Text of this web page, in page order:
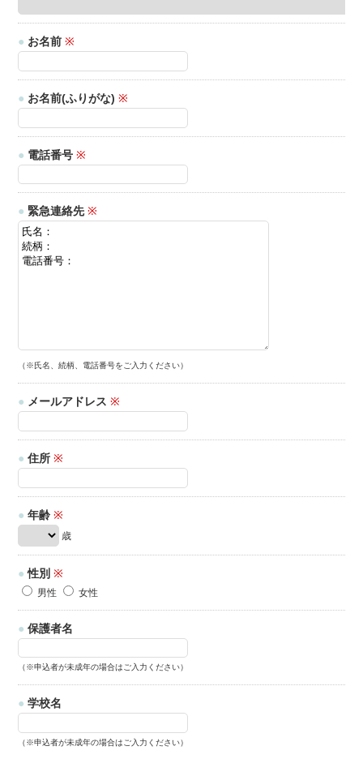
● お名前 ※
● お名前(ふりがな) ※
● 電話番号 ※
● 緊急連絡先 ※
（※氏名、続柄、電話番号をご入力ください）
● メールアドレス ※
● 住所 ※
● 年齢 ※
歳
● 性別 ※
男性 女性
● 保護者名
（※申込者が未成年の場合はご入力ください）
● 学校名
（※申込者が未成年の場合はご入力ください）